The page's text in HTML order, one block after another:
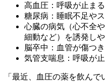
高血圧： 呼吸が止ま
糖尿病： 睡眠不足や
心臓の病気（心不全や
細動など）を誘発し
脳卒中： 血管が傷つ
気管支喘息： 呼吸が
「最近、血圧の薬を飲ん